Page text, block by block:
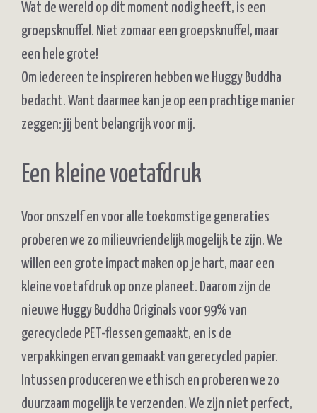
Wat de wereld op dit moment nodig heeft, is een
groepsknuffel. Niet zomaar een groepsknuffel, maar
een hele grote!
Om iedereen te inspireren hebben we Huggy Buddha
bedacht. Want daarmee kan je op een prachtige manier
zeggen: jij bent belangrijk voor mij.
Een kleine voetafdruk
Voor onszelf en voor alle toekomstige generaties
proberen we zo milieuvriendelijk mogelijk te zijn. We
willen een grote impact maken op je hart, maar een
kleine voetafdruk op onze planeet. Daarom zijn de
nieuwe Huggy Buddha Originals voor 99% van
gerecyclede PET-flessen gemaakt, en is de
verpakkingen ervan gemaakt van gerecycled papier.
Intussen produceren we ethisch en proberen we zo
duurzaam mogelijk te verzenden. We zijn niet perfect,